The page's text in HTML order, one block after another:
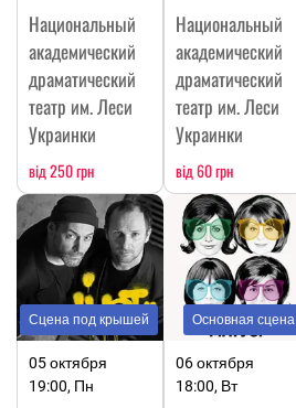
Национальный
академический
драматический
театр им. Леси
Украинки
від 250 грн
Национальный
академический
драматический
театр им. Леси
Украинки
від 60 грн
Сцена под крышей
05 октября
19:00, Пн
Основная сцена
06 октября
18:00, Вт